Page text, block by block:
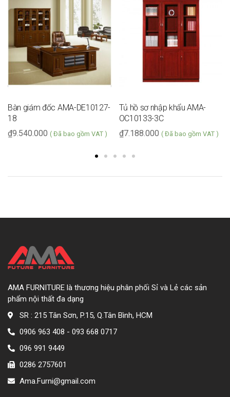
Bàn giám đốc AMA-DE10127-
18
9.540.000
₫ ( Đã bao gồm VAT )
Tủ hồ sơ nhập khẩu AMA-
OC10133-3C
7.188.000
₫ ( Đã bao gồm VAT )
AMA FURNITURE là thương hiệu phân phối Sỉ và Lẻ các sản
phẩm nội thất đa dạng
SR : 215 Tân Sơn, P.15, Q.Tân Bình, HCM
0906 963 408 - 093 668 0717
096 991 9449
0286 2757601
Ama.Furni@gmail.com